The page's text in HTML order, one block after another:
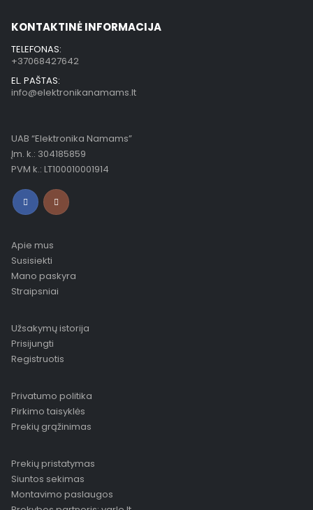
KONTAKTINĖ INFORMACIJA
TELEFONAS:
+37068427642
EL. PAŠTAS:
info@elektronikanamams.lt
UAB “Elektronika Namams”
Įm. k.: 304185859
PVM k.: LT100010001914
Apie mus
Susisiekti
Mano paskyra
Straipsniai
Užsakymų istorija
Prisijungti
Registruotis
Privatumo politika
Pirkimo taisyklės
Prekių grąžinimas
Prekių pristatymas
Siuntos sekimas
Montavimo paslaugos